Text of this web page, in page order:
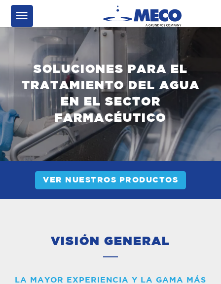
SOLUCIONES PARA EL
TRATAMIENTO DEL AGUA
EN EL SECTOR
FARMACÉUTICO
VER NUESTROS PRODUCTOS
VISIÓN GENERAL
LA MAYOR EXPERIENCIA Y LA GAMA MÁS